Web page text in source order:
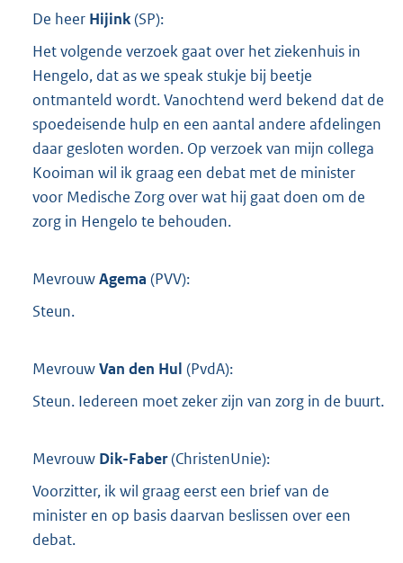
De heer Hijink(SP):
Het volgende verzoek gaat over het ziekenhuis in
Hengelo, dat as we speak stukje bij beetje
ontmanteld wordt. Vanochtend werd bekend dat de
spoedeisende hulp en een aantal andere afdelingen
daar gesloten worden. Op verzoek van mijn collega
Kooiman wil ik graag een debat met de minister
voor Medische Zorg over wat hij gaat doen om de
zorg in Hengelo te behouden.
MevrouwAgema (PVV):
Steun.
MevrouwVan den Hul (PvdA):
Steun. Iedereen moet zeker zijn van zorg in de buurt.
Mevrouw Dik-Faber(ChristenUnie):
Voorzitter, ik wil graag eerst een brief van de
minister en op basis daarvan beslissen over een
debat.